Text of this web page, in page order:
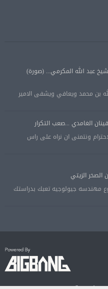
عبد الله المكرمي... (صورة)
بن محمد ويعافي ويشفى الامير
قينان الغامدي ...صعب التكرار
ونتمنى ان نراه على راس
الصخر الزيتي
مهندسه جيولوجيه تعبك بدراستك